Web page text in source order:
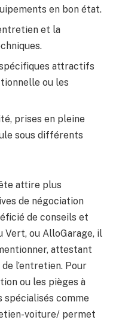
en bon état.
et la
attractifs
ou les
prises en pleine
sous différents
attire plus
de négociation
de conseils et
Vert, ou AlloGarage, il
attestant
l’entretien. Pour
ou les pièges à
spécialisés comme
voiture/ permet